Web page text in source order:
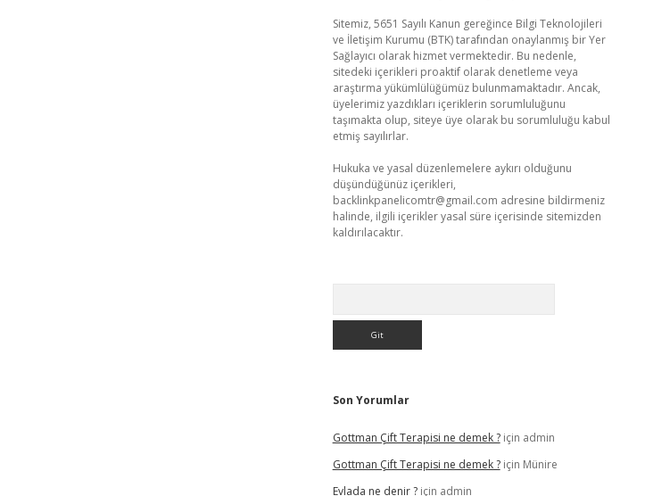
Sitemiz, 5651 Sayılı Kanun gereğince Bilgi Teknolojileri
ve İletişim Kurumu (BTK) tarafından onaylanmış bir Yer
Sağlayıcı olarak hizmet vermektedir. Bu nedenle,
sitedeki içerikleri proaktif olarak denetleme veya
araştırma yükümlülüğümüz bulunmamaktadır. Ancak,
üyelerimiz yazdıkları içeriklerin sorumluluğunu
taşımakta olup, siteye üye olarak bu sorumluluğu kabul
etmiş sayılırlar.
Hukuka ve yasal düzenlemelere aykırı olduğunu
düşündüğünüz içerikleri,
backlinkpanelicomtr@gmail.com adresine bildirmeniz
halinde, ilgili içerikler yasal süre içerisinde sitemizden
kaldırılacaktır.
Son Yorumlar
Gottman Çift Terapisi ne demek ?için admin
Gottman Çift Terapisi ne demek ?için Münire
Evlada ne denir ?için admin